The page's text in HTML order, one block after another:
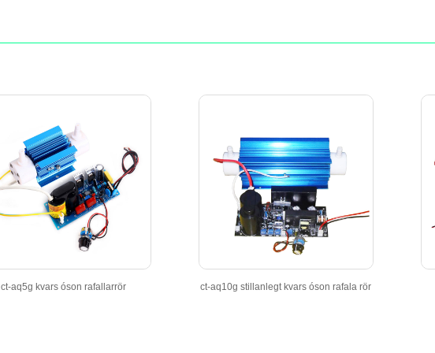
ct-aq5g kvars óson rafallarrör ct-aq10g stillanlegt kvars óson rafala rör